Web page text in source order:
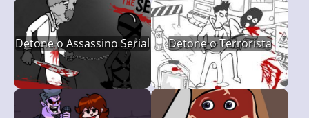
Detone o Assassino Serial Detone o Terrorista